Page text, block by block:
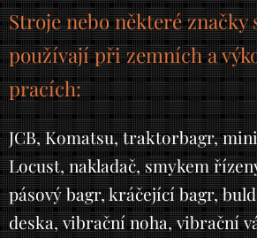
Stroje nebo některé značky
používají při zemních a
pracích:
JCB, Komatsu, traktorbagr,
Locust, nakladač, smykem
pásový bagr, kráčející bagr,
deska, vibrační noha, vibrační